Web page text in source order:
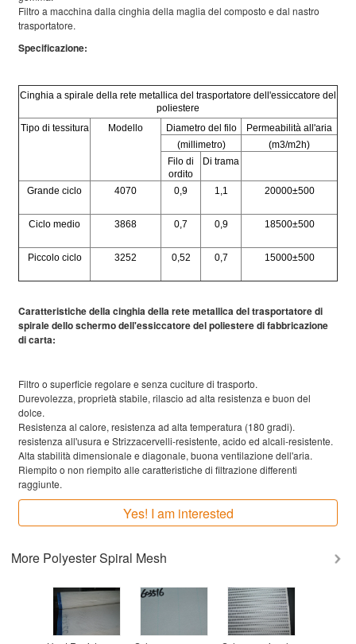
Filtro a macchina dalla cinghia della maglia del composto e dal nastro
trasportatore.
Specificazione:
Cinghia a spirale della rete metallica del trasportatore dell'essiccatore del
poliestere
Tipo di tessitura
Modello Diametro del filo
Permeabilità all'aria
(millimetro)
(m3/m2h)
Filo di
ordito
Di trama
Grande ciclo 4070 0,9 1,1 20000±500
Ciclo medio 3868 0,7 0,9 18500±500
Piccolo ciclo 3252 0,52 0,7 15000±500
Caratteristiche della cinghia della rete metallica del trasportatore di
spirale dello schermo dell'essiccatore del poliestere di fabbricazione
di carta:
Filtro o superficie regolare e senza cuciture di trasporto.
Durevolezza, proprietà stabile, rilascio ad alta resistenza e buon del
dolce.
Resistenza al calore, resistenza ad alta temperatura (180 gradi).
resistenza all'usura e Strizzacervelli-resistente, acido ed alcali-resistente.
Alta stabilità dimensionale e diagonale, buona ventilazione dell'aria.
Riempito o non riempito alle caratteristiche di filtrazione differenti
raggiunte.
Yes! I am interested
More Polyester Spiral Mesh